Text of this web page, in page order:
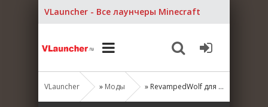
VLauncher - Все лаунчеры Minecraft
VLauncher » Моды » RevampedWolf для Майнкрафт [1.19.4, 1.19.3, 1.19.2]